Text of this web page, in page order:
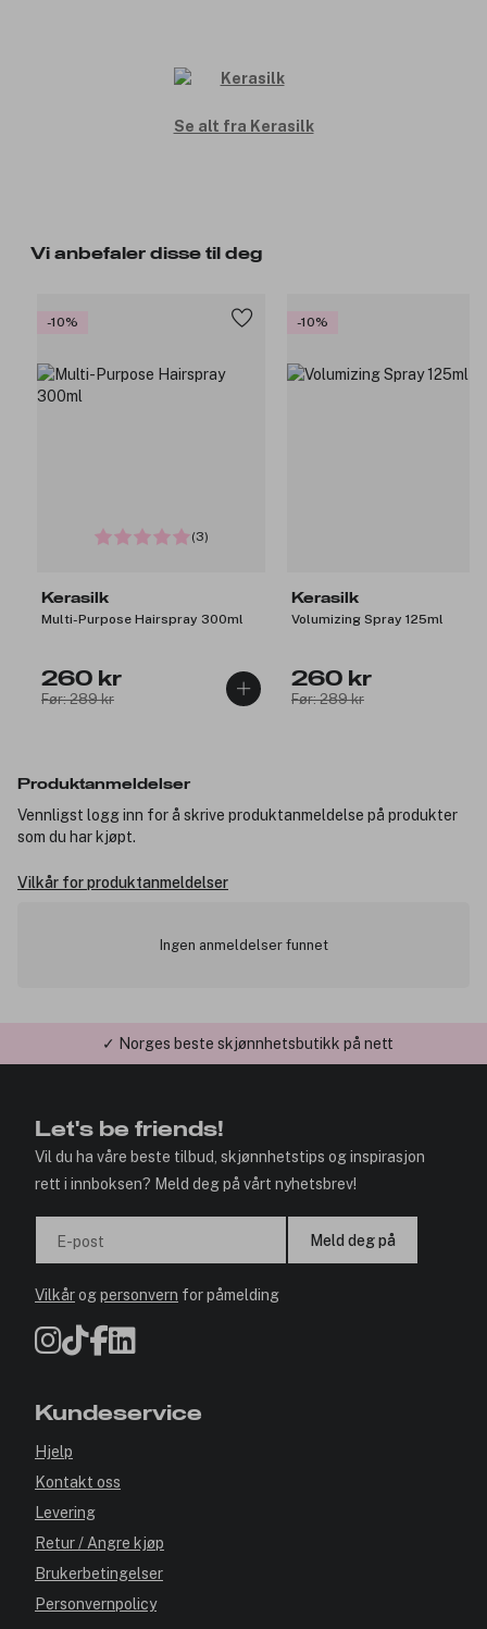
Se alt fra Kerasilk
Vi anbefaler disse til deg
-10%
(3)
Kerasilk
Multi-Purpose Hairspray 300ml
260 kr
Før: 289 kr
-10%
Kerasilk
Volumizing Spray 125ml
260 kr
Før: 289 kr
Produktanmeldelser
Vennligst logg inn for å skrive produktanmeldelse på produkter
som du har kjøpt.
Vilkår for produktanmeldelser
Ingen anmeldelser funnet
✓ Norges beste skjønnhetsbutikk på nett
Let's be friends!
Vil du ha våre beste tilbud, skjønnhetstips og inspirasjon
rett i innboksen? Meld deg på vårt nyhetsbrev!
E-post Meld deg på
Vilkårogpersonvern for påmelding
Kundeservice
Hjelp
Kontakt oss
Levering
Retur / Angre kjøp
Brukerbetingelser
Personvernpolicy